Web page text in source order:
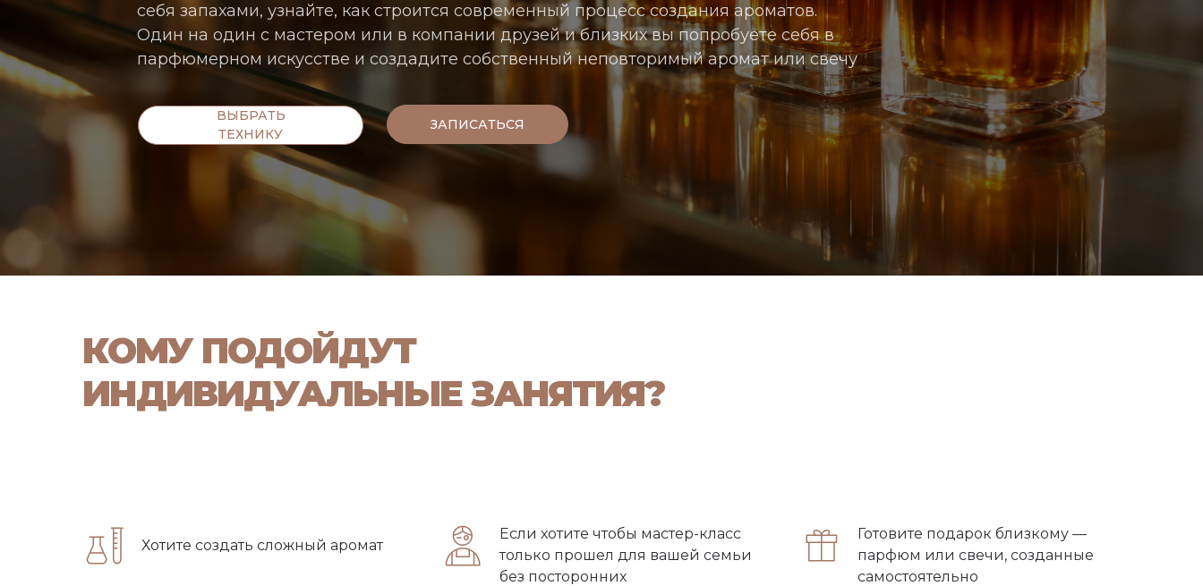
ВЫБРАТЬ
ТЕХНИКУ
ЗАПИСАТЬСЯ
себя запахами, узнайте, как строится современный процесс создания ароматов.
Один на один с мастером или в компании друзей и близких вы попробуете себя в
парфюмерном искусстве и создадите собственный неповторимый аромат или свечу
КОМУ ПОДОЙДУТ
ИНДИВИДУАЛЬНЫЕ ЗАНЯТИЯ?
Хотите создать сложный аромат
Если хотите чтобы мастер-класс
только прошел для вашей семьи
без посторонних
Готовите подарок близкому —
парфюм или свечи, созданные
самостоятельно